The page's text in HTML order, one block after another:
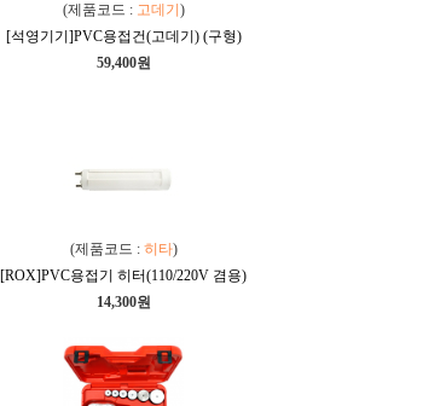
(제품코드 : 고데기 )
[석영기기]PVC용접건(고데기) (구형)
59,400원
(제품코드 : 히타)
[ROX]PVC용접기 히터(110/220V 겸용)
14,300원